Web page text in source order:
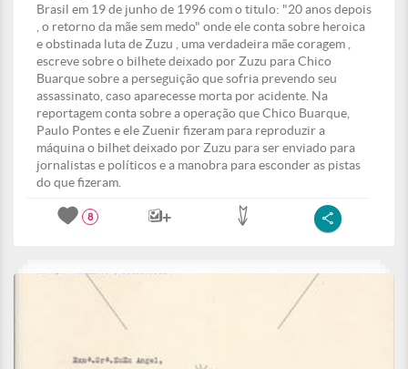
Brasil em 19 de junho de 1996 com o titulo: "20 anos depois
, o retorno da mãe sem medo" onde ele conta sobre heroica
e obstinada luta de Zuzu , uma verdadeira mãe coragem ,
escreve sobre o bilhete deixado por Zuzu para Chico
Buarque sobre a perseguição que sofria prevendo seu
assassinato, caso aparecesse morta por acidente. Na
reportagem conta sobre a operação que Chico Buarque,
Paulo Pontes e ele Zuenir fizeram para reproduzir a
máquina o bilhet deixado por Zuzu para ser enviado para
jornalistas e políticos e a manobra para esconder as pistas
do que fizeram.
8